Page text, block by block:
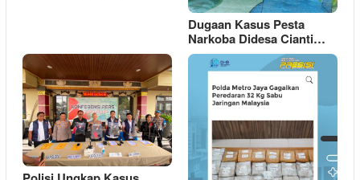
Dugaan Kasus Pesta
Narkoba Didesa Cianti…